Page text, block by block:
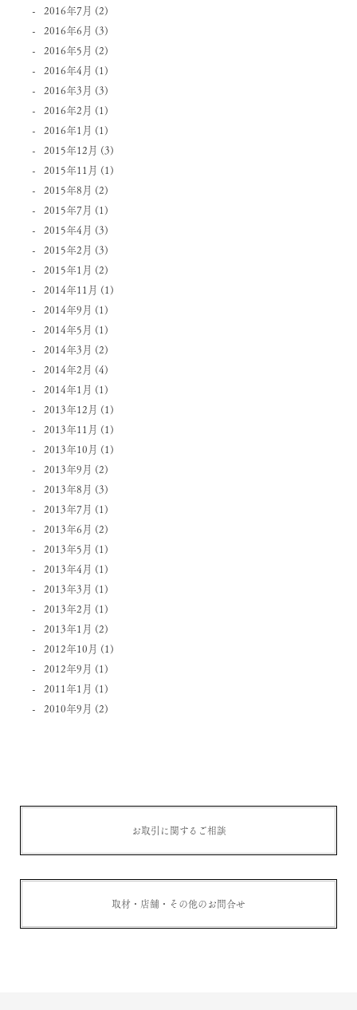
2016年7月 (2)
2016年6月 (3)
2016年5月 (2)
2016年4月 (1)
2016年3月 (3)
2016年2月 (1)
2016年1月 (1)
2015年12月 (3)
2015年11月 (1)
2015年8月 (2)
2015年7月 (1)
2015年4月 (3)
2015年2月 (3)
2015年1月 (2)
2014年11月 (1)
2014年9月 (1)
2014年5月 (1)
2014年3月 (2)
2014年2月 (4)
2014年1月 (1)
2013年12月 (1)
2013年11月 (1)
2013年10月 (1)
2013年9月 (2)
2013年8月 (3)
2013年7月 (1)
2013年6月 (2)
2013年5月 (1)
2013年4月 (1)
2013年3月 (1)
2013年2月 (1)
2013年1月 (2)
2012年10月 (1)
2012年9月 (1)
2011年1月 (1)
2010年9月 (2)
お取引に関するご相談
取材・店舗・その他のお問合せ